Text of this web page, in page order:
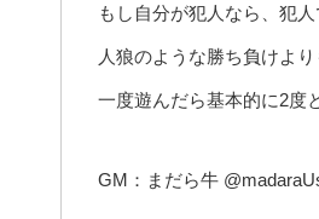
もし自分が犯人なら、犯
人狼のような勝ち負けよ
一度遊んだら基本的に2度
GM：まだら牛